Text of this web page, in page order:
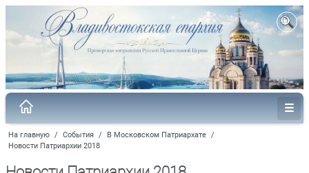
На главную / События / В Московском Патриархате /
Новости Патриархии 2018